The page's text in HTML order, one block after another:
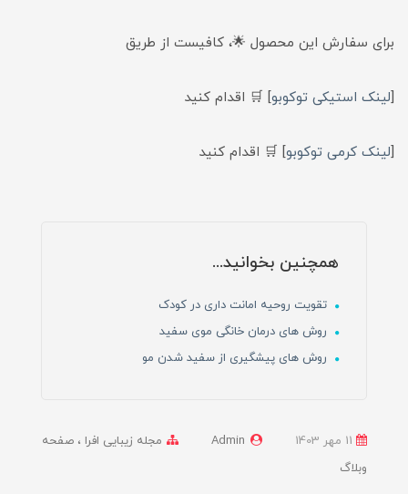
برای سفارش این محصول 🌟، کافیست از طریق
[لینک استیکی توکوبو] 🛒 اقدام کنید
[لینک کرمی توکوبو] 🛒 اقدام کنید
همچنین بخوانید...
تقویت روحیه امانت داری در کودک
روش های درمان خانگی موی سفید
روش های پیشگیری از سفید شدن مو
Admin مجله زیبایی افرا
صفحه
وبلاگ